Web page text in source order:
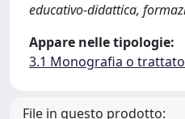
educativo-didattica,
Appare nelle tipologie:
3.1 Monografia o
File in questo prodotto: